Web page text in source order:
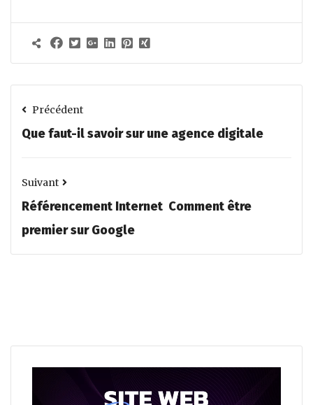
Précédent
Que faut-il savoir sur une agence digitale
Suivant
Référencement Internet Comment être
premier sur Google